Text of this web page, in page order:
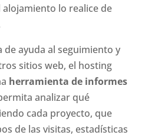
lo realice de
ayuda al seguimiento y
sitios web, el hosting
herramienta de informes
analizar qué
cada proyecto, que
de las visitas, estadísticas